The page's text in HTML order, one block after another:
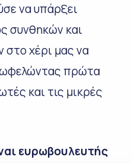
να υπάρξει
συνθηκών και
στο χέρι μας να
πρώτα
και τις μικρές
ευρωβουλευτής